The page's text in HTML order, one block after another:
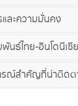
ละความมั่นคง
นธ์ไทย-อินโดนีเซีย
รณ์สำคัญที่น่าติดต